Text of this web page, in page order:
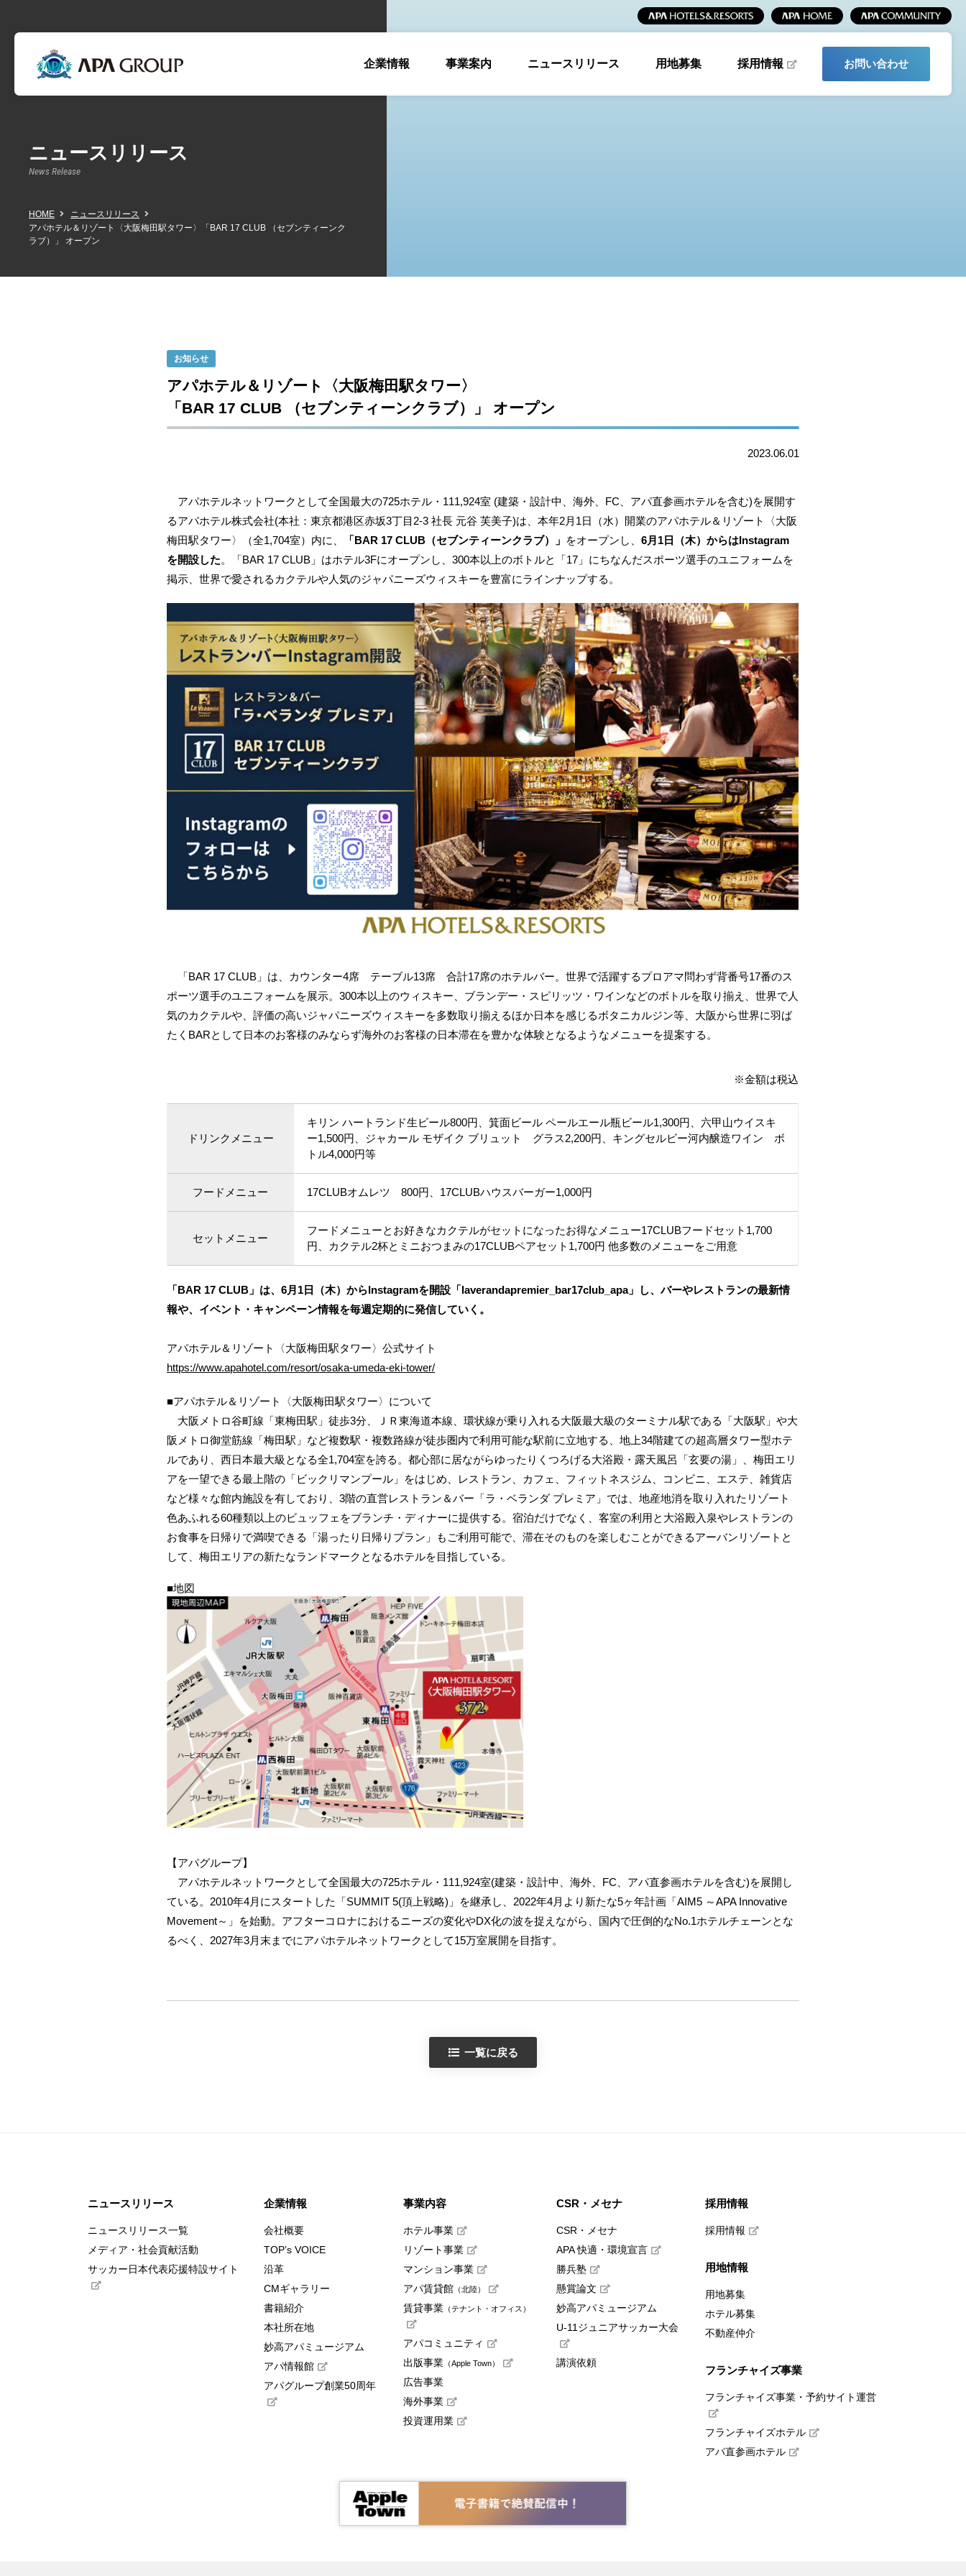
企業情報 事業案内 ニュースリリース 用地募集 採用情報 お問い合わせ
ニュースリリース
News Release
HOME
ニュースリリース
アパホテル＆リゾート〈大阪梅田駅タワー〉「BAR 17 CLUB （セブンティーンク
ラブ）」 オープン
お知らせ
アパホテル＆リゾート〈大阪梅田駅タワー〉
「BAR 17 CLUB （セブンティーンクラブ）」 オープン
2023.06.01
アパホテルネットワークとして全国最大の725ホテル・111,924室 (建築・設計中、海外、FC、アパ直参画ホテルを含む)を展開す
るアパホテル株式会社(本社：東京都港区赤坂3丁目2‐3 社長 元谷 芙美子)は、本年2月1日（水）開業のアパホテル＆リゾート〈大阪
梅田駅タワー〉（全1,704室）内に、
「BAR 17 CLUB（セブンティーンクラブ）」 をオープンし、 6月1日（木）からはInstagram
を開設した。「BAR 17 CLUB」はホテル3Fにオープンし、300本以上のボトルと「17」にちなんだスポーツ選手のユニフォームを
掲示、世界で愛されるカクテルや人気のジャパニーズウィスキーを豊富にラインナップする。
「BAR 17 CLUB」は、カウンター4席 テーブル13席 合計17席のホテルバー。世界で活躍するプロアマ問わず背番号17番のス
ポーツ選手のユニフォームを展示。300本以上のウィスキー、ブランデー・スピリッツ・ワインなどのボトルを取り揃え、世界で人
気のカクテルや、評価の高いジャパニーズウィスキーを多数取り揃えるほか日本を感じるボタニカルジン等、大阪から世界に羽ば
たくBARとして日本のお客様のみならず海外のお客様の日本滞在を豊かな体験となるようなメニューを提案する。
※金額は税込
ドリンクメニュー
キリン ハートランド生ビール800円、箕面ビール ペールエール瓶ビール1,300円、六甲山ウイスキ
ー1,500円、ジャカール モザイク ブリュット グラス2,200円、キングセルビー河内醸造ワイン ボ
トル4,000円等
フードメニュー 17CLUBオムレツ 800円、17CLUBハウスバーガー1,000円
セットメニュー
フードメニューとお好きなカクテルがセットになったお得なメニュー17CLUBフードセット1,700
円、カクテル2杯とミニおつまみの17CLUBペアセット1,700円 他多数のメニューをご用意
「BAR 17 CLUB」は、6月1日（木）からInstagramを開設「laverandapremier_bar17club_apa」し、バーやレストランの最新情
報や、イベント・キャンペーン情報を毎週定期的に発信していく。
アパホテル＆リゾート〈大阪梅田駅タワー〉公式サイト
https://www.apahotel.com/resort/osaka-umeda-eki-tower/
■アパホテル＆リゾート〈大阪梅田駅タワー〉について
大阪メトロ谷町線「東梅田駅」徒歩3分、ＪＲ東海道本線、環状線が乗り入れる大阪最大級のターミナル駅である「大阪駅」や大
阪メトロ御堂筋線「梅田駅」など複数駅・複数路線が徒歩圏内で利用可能な駅前に立地する、地上34階建ての超高層タワー型ホテ
ルであり、西日本最大級となる全1,704室を誇る。都心部に居ながらゆったりくつろげる大浴殿・露天風呂「玄要の湯」、梅田エリ
アを一望できる最上階の「ビックリマンプール」をはじめ、レストラン、カフェ、フィットネスジム、コンビニ、エステ、雑貨店
など様々な館内施設を有しており、3階の直営レストラン＆バー「ラ・ベランダ プレミア」では、地産地消を取り入れたリゾート
色あふれる60種類以上のビュッフェをブランチ・ディナーに提供する。宿泊だけでなく、客室の利用と大浴殿入泉やレストランの
お食事を日帰りで満喫できる「湯ったり日帰りプラン」もご利用可能で、滞在そのものを楽しむことができるアーバンリゾートと
して、梅田エリアの新たなランドマークとなるホテルを目指している。
■地図
【アパグループ】
アパホテルネットワークとして全国最大の725ホテル・111,924室(建築・設計中、海外、FC、アパ直参画ホテルを含む)を展開し
ている。2010年4月にスタートした「SUMMIT 5(頂上戦略)」を継承し、2022年4月より新たな5ヶ年計画「AIM5 ～APA Innovative
Movement～」を始動。アフターコロナにおけるニーズの変化やDX化の波を捉えながら、国内で圧倒的なNo.1ホテルチェーンとな
るべく、2027年3月末までにアパホテルネットワークとして15万室展開を目指す。
一覧に戻る
ニュースリリース
ニュースリリース一覧
メディア・社会貢献活動
サッカー日本代表応援特設サイト
企業情報
会社概要
TOP’s VOICE
沿革
CMギャラリー
書籍紹介
本社所在地
妙高アパミュージアム
アパ情報館
アパグループ創業50周年
事業内容
ホテル事業
リゾート事業
マンション事業
アパ賃貸館（北陸）
賃貸事業（テナント・オフィス）
アパコミュニティ
出版事業（Apple Town）
広告事業
海外事業
投資運用業
CSR・メセナ
CSR・メセナ
APA 快適・環境宣言
勝兵塾
懸賞論文
妙高アパミュージアム
U-11ジュニアサッカー大会
講演依頼
採用情報
採用情報
用地情報
用地募集
ホテル募集
不動産仲介
フランチャイズ事業
フランチャイズ事業・予約サイト運営
フランチャイズホテル
アパ直参画ホテル